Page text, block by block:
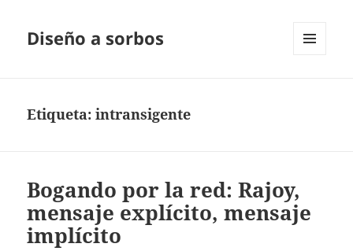
Diseño a sorbos
Etiqueta:intransigente
Bogando por la red: Rajoy,
mensaje explícito, mensaje
implícito